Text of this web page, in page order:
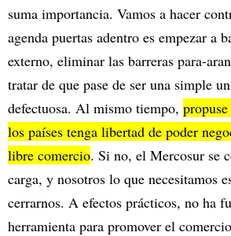
suma importancia. Vamos a hacer
agenda puertas adentro es empezar a
externo, eliminar las barreras para-
tratar de que pase de ser una simple
defectuosa. Al mismo tiempo,
los países tenga libertad de poder
libre comercio. Si no, el Mercosur se
carga, y nosotros lo que necesitamos
cerrarnos. A efectos prácticos, no ha
herramienta para promover el